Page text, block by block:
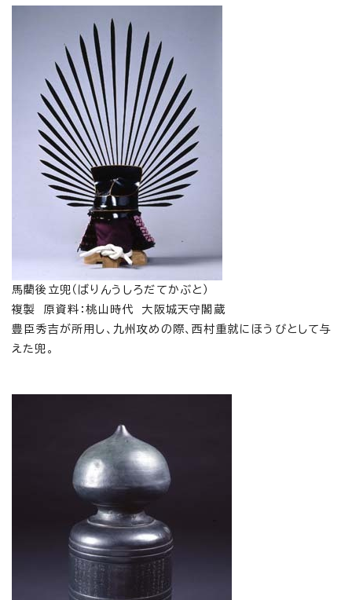
馬藺後立兜（ばりんうしろだてかぶと）
複製 原資料：桃山時代 大阪城天守閣蔵
豊臣秀吉が所用し、九州攻めの際、西村重就にほうびとして与
えた兜。